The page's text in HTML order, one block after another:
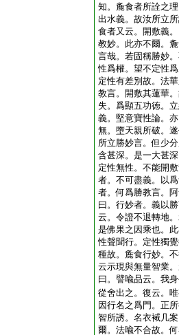
知。麁食者所詮之
出水義。故汝所立
食者又云。開敷義
教妙。此亦不爾。
言哉。若固稱勝妙
性爲權。望不定性
定性有差別故。法
教言。開敷其蓮華
失。爲顯五功徳。
義。堅意寶性論。
無。墮天親所破。
所立勝妙言。但少
含甚深。是一大甚
定性無性。不能開
者。不可盡義。以
者。何爲勝教言。
曰。行妙者。義以
云。令證不退轉地
是佛果之因乘也。
性聲聞行。定性獨
種故。麁食行妙。
云示現與無量智業
曰。譬喩品云。我
從舍出之。復云。
因行名之爲門。正
智所誘。名衣裓几
爾。法喩不合故。